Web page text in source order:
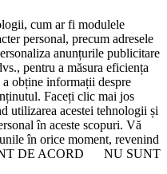
cum ar fi modulele
personal, precum adresele
anunțurile publicitare
pentru a măsura eficiența
obține informații despre
Faceți clic mai jos
utilizarea acestei tehnologii și
în aceste scopuri. Vă
în orice moment, revenind
DE ACORD
NU SUNT